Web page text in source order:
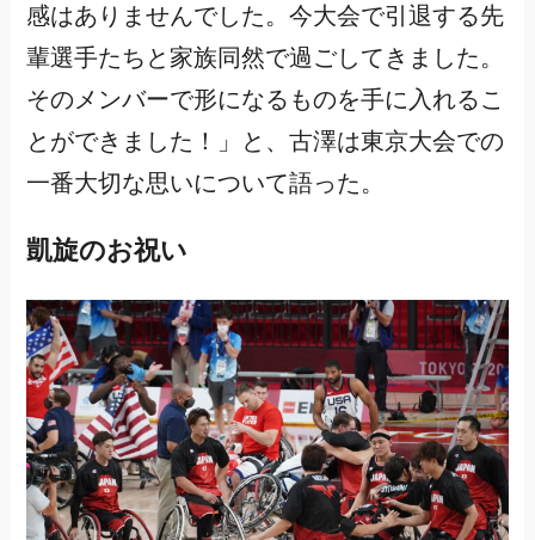
感はありませんでした。今大会で引退する先
輩選手たちと家族同然で過ごしてきました。
そのメンバーで形になるものを手に入れるこ
とができました！」と、古澤は東京大会での
一番大切な思いについて語った。
凱旋のお祝い